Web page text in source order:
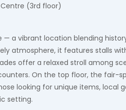
Centre (3rd floor)
— a vibrant location blending
atmosphere, it features stalls
offer a relaxed stroll among
On the top floor, the fair-
looking for unique items, local
setting.